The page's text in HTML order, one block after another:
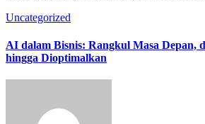
Uncategorized
AI dalam Bisnis: Rangkul Masa Depan,
hingga Dioptimalkan